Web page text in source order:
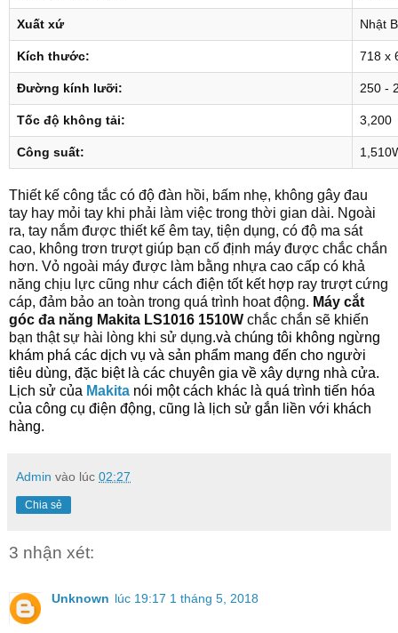
Xuất xứ Nhật
Kích thước: 718 x
Đường kính lưỡi: 250 -
Tốc độ không tải: 3,200
Công suất:
Thiết kế công tắc có độ đàn hồi, bấm nhẹ, không gây đau
tay hay mỏi tay khi phải làm việc trong thời gian dài. Ngoài
ra, tay nắm được thiết kế êm tay, tiện dụng, có độ ma sát
cao, không trơn trượt giúp bạn cố định máy được chắc chắn
hơn. Vỏ ngoài máy được làm bằng nhựa cao cấp có khả
năng chịu lực cũng như cách điện tốt kết hợp ray trượt cứng
cáp, đảm bảo an toàn trong quá trình hoat động. Máy cắt
góc đa năng Makita LS1016 1510W chắc chắn sẽ khiến
bạn thật sự hài lòng khi sử dụng.và chúng tôi không ngừng
khám phá các dịch vụ và sản phẩm mang đến cho người
tiêu dùng, đặc biệt là các chuyên gia về xây dựng nhà cửa.
Lịch sử của Makita nói một cách khác là quá trình tiến hóa
của công cụ điện động, cũng là lịch sử gắn liền với khách
hàng.
Admin vào lúc 02:27
Chia sẻ
3 nhận xét:
Unknown lúc 19:17 1 tháng 5, 2018